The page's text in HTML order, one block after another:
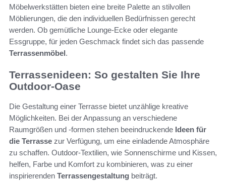
Möbelwerkstätten bieten eine breite Palette an stilvollen
Möblierungen, die den individuellen Bedürfnissen gerecht
werden. Ob gemütliche Lounge-Ecke oder elegante
Essgruppe, für jeden Geschmack findet sich das passende
Terrassenmöbel.
Terrassenideen: So gestalten Sie Ihre
Outdoor-Oase
Die Gestaltung einer Terrasse bietet unzählige kreative
Möglichkeiten. Bei der Anpassung an verschiedene
Raumgrößen und -formen stehen beeindruckende Ideen für
die Terrasse zur Verfügung, um eine einladende Atmosphäre
zu schaffen. Outdoor-Textilien, wie Sonnenschirme und Kissen,
helfen, Farbe und Komfort zu kombinieren, was zu einer
inspirierenden Terrassengestaltung beiträgt.